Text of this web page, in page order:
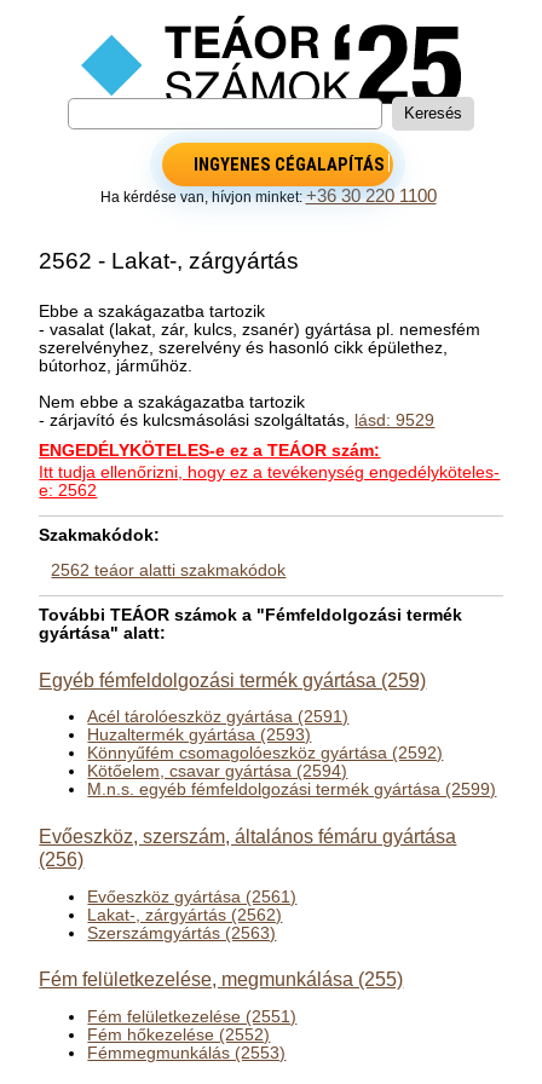
INGYENES CÉGALAPÍTÁS
Ha kérdése van, hívjon minket:+36 30 220 1100
2562 - Lakat-, zárgyártás
Ebbe a szakágazatba tartozik
- vasalat (lakat, zár, kulcs, zsanér) gyártása pl. nemesfém
szerelvényhez, szerelvény és hasonló cikk épülethez,
bútorhoz, járműhöz.
Nem ebbe a szakágazatba tartozik
- zárjavító és kulcsmásolási szolgáltatás, lásd: 9529
ENGEDÉLYKÖTELES-e ez a TEÁOR szám:
Itt tudja ellenőrizni, hogy ez a tevékenység engedélyköteles-
e: 2562
Szakmakódok:
2562 teáor alatti szakmakódok
További TEÁOR számok a "Fémfeldolgozási termék
gyártása" alatt:
Egyéb fémfeldolgozási termék gyártása (259)
Acél tárolóeszköz gyártása (2591)
Huzaltermék gyártása (2593)
Könnyűfém csomagolóeszköz gyártása (2592)
Kötőelem, csavar gyártása (2594)
M.n.s. egyéb fémfeldolgozási termék gyártása (2599)
Evőeszköz, szerszám, általános fémáru gyártása
(256)
Evőeszköz gyártása (2561)
Lakat-, zárgyártás (2562)
Szerszámgyártás (2563)
Fém felületkezelése, megmunkálása (255)
Fém felületkezelése (2551)
Fém hőkezelése (2552)
Fémmegmunkálás (2553)